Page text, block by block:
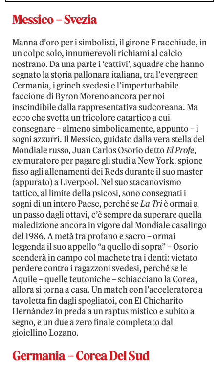
Messico – Svezia
Manna d’oro per i simbolisti, il girone F racchiude, in
un colpo solo, innumerevoli richiami al calcio
nostrano. Da una parte i ‘cattivi’, squadre che hanno
segnato la storia pallonara italiana, tra l’evergreen
Cermania, i grinch svedesi e l’imperturbabile
faccione di Byron Moreno ancora per noi
inscindibile dalla rappresentativa sudcoreana. Ma
ecco che svetta un tricolore catartico a cui
consegnare – almeno simbolicamente, appunto – i
sogni azzurri. Il Messico, guidato dalla vera stella del
Mondiale russo, Juan Carlos Osorio dettoEl Profe,
ex-muratore per pagare gli studi a New York, spione
fisso agli allenamenti dei Reds durante il suo master
(appurato) a Liverpool. Nel suo stacanovismo
tattico, al limite della psicosi, sono consegnati i
sogni di un intero Paese, perché seLa Triè ormai a
un passo dagli ottavi, c’è sempre da superare quella
maledizione ancora in vigore dal Mondiale casalingo
del 1986. A metà tra profano e sacro – ormai
leggenda il suo appello “a quello di sopra” – Osorio
scenderà in campo col machete tra i denti: vietato
perdere contro i ragazzoni svedesi, perché se le
Aquile – quelle teutoniche – schiacciano la Corea,
allora si torna a casa. Un match con l’acceleratore a
tavoletta fin dagli spogliatoi, con El Chicharito
Hernández in preda a un raptus mistico e subito a
segno, e un due a zero finale completato dal
gioiellino Lozano.
Germania – Corea Del Sud